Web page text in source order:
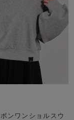
ンワンショルスウ